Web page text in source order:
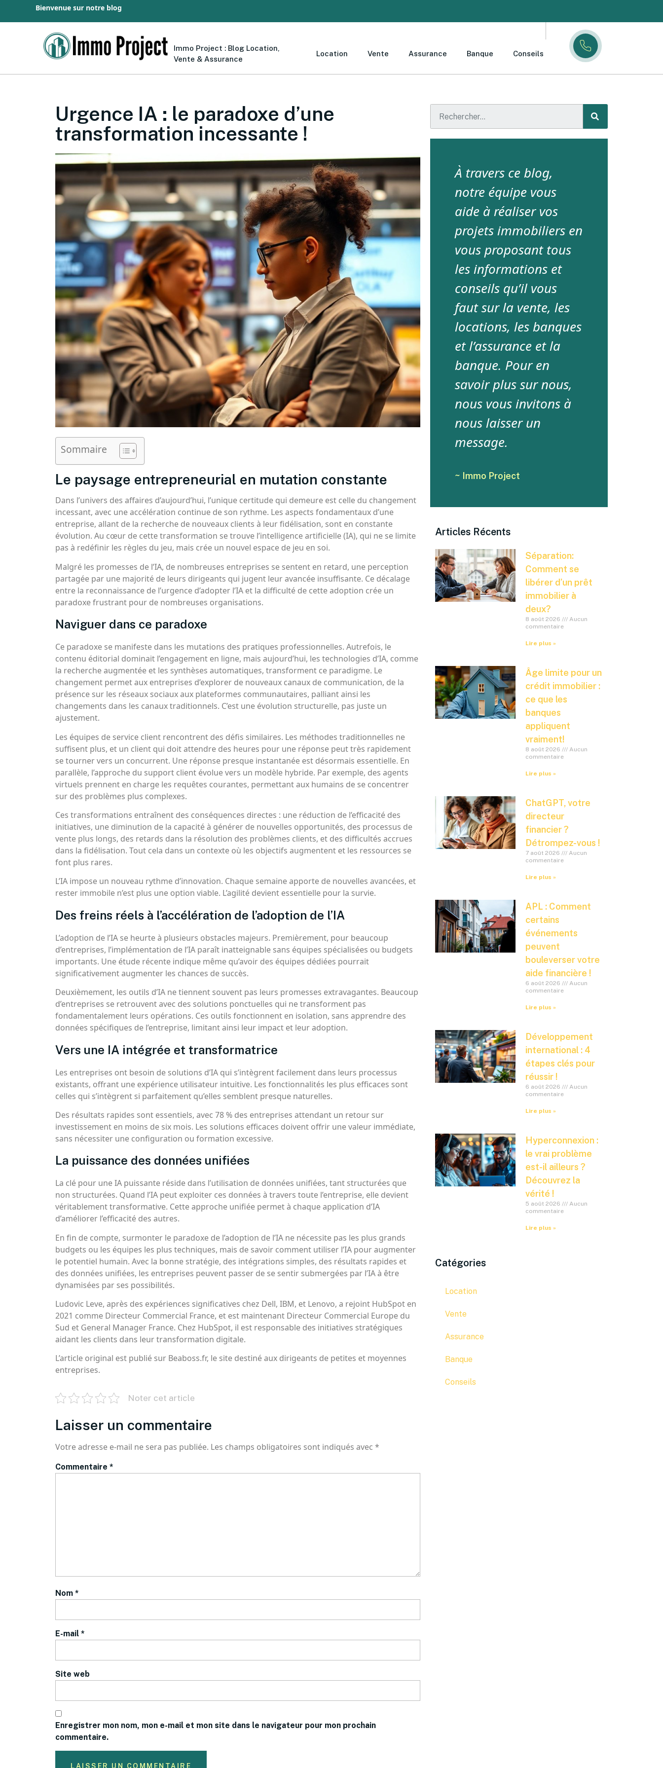
Bienvenue sur notre blog
Immo Project : Blog Location,
Vente & Assurance
Location Vente Assurance Banque Conseils
Urgence IA : le paradoxe d’une
transformation incessante !
Sommaire
Le paysage entrepreneurial en mutation constante
Dans l’univers des affaires d’aujourd’hui, l’unique certitude qui demeure est celle du changement
incessant, avec une accélération continue de son rythme. Les aspects fondamentaux d’une
entreprise, allant de la recherche de nouveaux clients à leur fidélisation, sont en constante
évolution. Au cœur de cette transformation se trouve l’intelligence artificielle (IA), qui ne se limite
pas à redéfinir les règles du jeu, mais crée un nouvel espace de jeu en soi.
Malgré les promesses de l’IA, de nombreuses entreprises se sentent en retard, une perception
partagée par une majorité de leurs dirigeants qui jugent leur avancée insuffisante. Ce décalage
entre la reconnaissance de l’urgence d’adopter l’IA et la difficulté de cette adoption crée un
paradoxe frustrant pour de nombreuses organisations.
Naviguer dans ce paradoxe
Ce paradoxe se manifeste dans les mutations des pratiques professionnelles. Autrefois, le
contenu éditorial dominait l’engagement en ligne, mais aujourd’hui, les technologies d’IA, comme
la recherche augmentée et les synthèses automatiques, transforment ce paradigme. Le
changement permet aux entreprises d’explorer de nouveaux canaux de communication, de la
présence sur les réseaux sociaux aux plateformes communautaires, palliant ainsi les
changements dans les canaux traditionnels. C’est une évolution structurelle, pas juste un
ajustement.
Les équipes de service client rencontrent des défis similaires. Les méthodes traditionnelles ne
suffisent plus, et un client qui doit attendre des heures pour une réponse peut très rapidement
se tourner vers un concurrent. Une réponse presque instantanée est désormais essentielle. En
parallèle, l’approche du support client évolue vers un modèle hybride. Par exemple, des agents
virtuels prennent en charge les requêtes courantes, permettant aux humains de se concentrer
sur des problèmes plus complexes.
Ces transformations entraînent des conséquences directes : une réduction de l’efficacité des
initiatives, une diminution de la capacité à générer de nouvelles opportunités, des processus de
vente plus longs, des retards dans la résolution des problèmes clients, et des difficultés accrues
dans la fidélisation. Tout cela dans un contexte où les objectifs augmentent et les ressources se
font plus rares.
L’IA impose un nouveau rythme d’innovation. Chaque semaine apporte de nouvelles avancées, et
rester immobile n’est plus une option viable. L’agilité devient essentielle pour la survie.
Des freins réels à l’accélération de l’adoption de l’IA
L’adoption de l’IA se heurte à plusieurs obstacles majeurs. Premièrement, pour beaucoup
d’entreprises, l’implémentation de l’IA paraît inatteignable sans équipes spécialisées ou budgets
importants. Une étude récente indique même qu’avoir des équipes dédiées pourrait
significativement augmenter les chances de succès.
Deuxièmement, les outils d’IA ne tiennent souvent pas leurs promesses extravagantes. Beaucoup
d’entreprises se retrouvent avec des solutions ponctuelles qui ne transforment pas
fondamentalement leurs opérations. Ces outils fonctionnent en isolation, sans apprendre des
données spécifiques de l’entreprise, limitant ainsi leur impact et leur adoption.
Vers une IA intégrée et transformatrice
Les entreprises ont besoin de solutions d’IA qui s’intègrent facilement dans leurs processus
existants, offrant une expérience utilisateur intuitive. Les fonctionnalités les plus efficaces sont
celles qui s’intègrent si parfaitement qu’elles semblent presque naturelles.
Des résultats rapides sont essentiels, avec 78 % des entreprises attendant un retour sur
investissement en moins de six mois. Les solutions efficaces doivent offrir une valeur immédiate,
sans nécessiter une configuration ou formation excessive.
La puissance des données unifiées
La clé pour une IA puissante réside dans l’utilisation de données unifiées, tant structurées que
non structurées. Quand l’IA peut exploiter ces données à travers toute l’entreprise, elle devient
véritablement transformative. Cette approche unifiée permet à chaque application d’IA
d’améliorer l’efficacité des autres.
En fin de compte, surmonter le paradoxe de l’adoption de l’IA ne nécessite pas les plus grands
budgets ou les équipes les plus techniques, mais de savoir comment utiliser l’IA pour augmenter
le potentiel humain. Avec la bonne stratégie, des intégrations simples, des résultats rapides et
des données unifiées, les entreprises peuvent passer de se sentir submergées par l’IA à être
dynamisées par ses possibilités.
Ludovic Leve, après des expériences significatives chez Dell, IBM, et Lenovo, a rejoint HubSpot en
2021 comme Directeur Commercial France, et est maintenant Directeur Commercial Europe du
Sud et General Manager France. Chez HubSpot, il est responsable des initiatives stratégiques
aidant les clients dans leur transformation digitale.
L’article original est publié sur Beaboss.fr, le site destiné aux dirigeants de petites et moyennes
entreprises.
Noter cet article
Laisser un commentaire
Votre adresse e-mail ne sera pas publiée. Les champs obligatoires sont indiqués avec *
Commentaire *
Nom *
E-mail *
Site web
Enregistrer mon nom, mon e-mail et mon site dans le navigateur pour mon prochain
commentaire.
À travers ce blog,
notre équipe vous
aide à réaliser vos
projets immobiliers en
vous proposant tous
les informations et
conseils qu’il vous
faut sur la vente, les
locations, les banques
et l’assurance et la
banque. Pour en
savoir plus sur nous,
nous vous invitons à
nous laisser un
message.
~ Immo Project
Articles Récents
Séparation:
Comment se
libérer d’un prêt
immobilier à
deux?
8 août 2026
Aucun
commentaire
Lire plus »
Âge limite pour un
crédit immobilier :
ce que les
banques
appliquent
vraiment!
8 août 2026
Aucun
commentaire
Lire plus »
ChatGPT, votre
directeur
financier ?
Détrompez-vous !
7 août 2026
Aucun
commentaire
Lire plus »
APL : Comment
certains
événements
peuvent
bouleverser votre
aide financière !
6 août 2026
Aucun
commentaire
Lire plus »
Développement
international : 4
étapes clés pour
réussir !
6 août 2026
Aucun
commentaire
Lire plus »
Hyperconnexion :
le vrai problème
est-il ailleurs ?
Découvrez la
vérité !
5 août 2026
Aucun
commentaire
Lire plus »
Catégories
Location
Vente
Assurance
Banque
Conseils